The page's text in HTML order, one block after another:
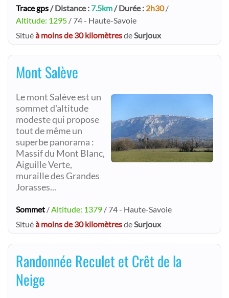
Trace gps / Distance : 7.5km / Durée : 2h30/
Altitude: 1295 / 74 - Haute-Savoie
Situéà moins de 30 kilomètresde Surjoux
Mont Salève
Le mont Salève est un
sommet d'altitude
modeste qui propose
tout de même un
superbe panorama :
Massif du Mont Blanc,
Aiguille Verte,
muraille des Grandes
Jorasses...
Sommet / Altitude: 1379 / 74 - Haute-Savoie
Situéà moins de 30 kilomètresde Surjoux
Randonnée Reculet et Crêt de la
Neige